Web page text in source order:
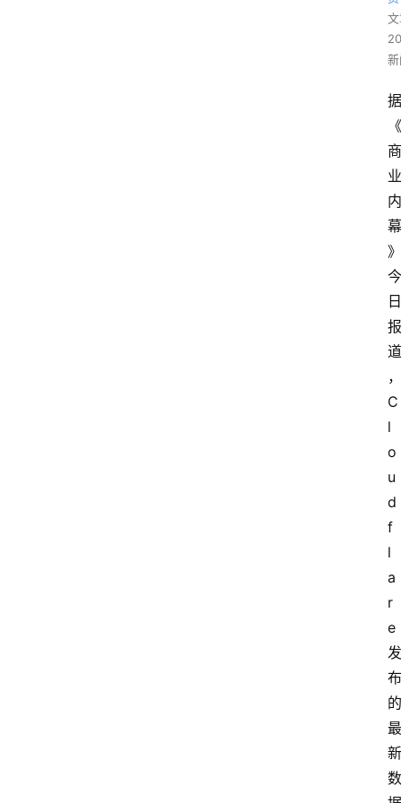
据
《
商
业
内
幕
》
今
日
报
道
，
C
l
o
u
d
f
l
a
r
e
发
布
的
最
新
数